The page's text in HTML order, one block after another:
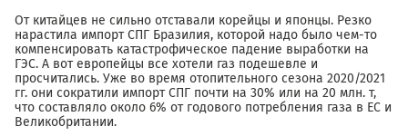
От китайцев не сильно отставали корейцы и японцы. Резко
нарастила импорт СПГ Бразилия, которой надо было чем-то
компенсировать катастрофическое падение выработки на
ГЭС. А вот европейцы все хотели газ подешевле и
просчитались. Уже во время отопительного сезона 2020/2021
гг. они сократили импорт СПГ почти на 30% или на 20 млн. т,
что составляло около 6% от годового потребления газа в ЕС и
Великобритании.